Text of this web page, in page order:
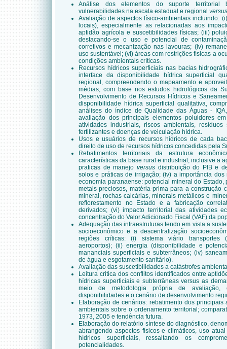
Análise dos elementos do suporte territorial
vulnerabilidades na escala estadual e regional versus
Avaliação de aspectos físico-ambientais incluindo:
locais), especialmente as relacionadas aos
aptidão agrícola e suscetibilidades físicas; (iii)
destacando-se o uso e potencial de
corretivos e mecanização nas lavouras; (iv)
uso sustentável; (vi) áreas com restrições físicas a
condições ambientais críticas.
Recursos hídricos superficiais nas bacias
interface da disponibilidade hídrica superficial
regional, compreendendo o mapeamento e
médias, com base nos estudos hidrológicos da
Desenvolvimento de Recursos Hídricos e
disponibilidade hídrica superficial qualitativa,
análises do índice de Qualidade das Águas -
avaliação dos principais elementos poluidores
atividades industriais, riscos ambientais,
fertilizantes e doenças de veiculação hídrica.
Usos e usuários de recursos hídricos de cada
direito de uso de recursos hídricos concedidas pela
Rebatimentos territoriais da estrutura
características da base rural e industrial, inclusive a
praticas de manejo versusdistribuição do PIB e
solos e práticas de irrigação; (iv) a importância
economia paranaense: potencial mineral do
metais preciosos, matéria-prima para a construção
mineral, rochas calcárias, minerais metálicos e
reflorestamento no Estado e a fabricação
derivados; (vi) impacto territorial das atividades
concentração do Valor Adicionado Fiscal (VAF) da
Adequação das infraestruturas tendo em vista a
socioeconômico e a descentralização
regiões críticas: (i) sistema viário transportes
aeroportos); (ii) energia (disponibilidade e
mananciais superficiais e subterrâneos; (iv)
de água e esgotamento sanitário).
Avaliação das suscetibilidades a catástrofes
Leitura critica dos conflitos identificados entre
hídricas superficiais e subterrâneas versus as
meio de metodologia própria de avaliação,
disponibilidades e o cenário de desenvolvimento
Elaboração de cenários: rebatimento dos principais
ambientais sobre o ordenamento territorial;
1973, 2005 e tendência futura.
Elaboração do relatório síntese do diagnóstico,
abrangendo aspectos físicos e climáticos, uso
hídricos superficiais, ressaltando os
potencialidades.